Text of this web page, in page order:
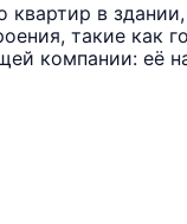
в
такие как
компании: её